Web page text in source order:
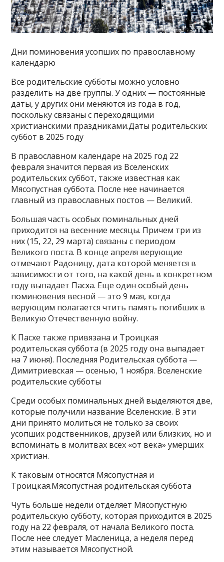
Дни поминовения усопших по православному
календарю
Все родительские субботы можно условно
разделить на две группы. У одних — постоянные
даты, у других они меняются из года в год,
поскольку связаны с переходящими
христианскими праздниками.Даты родительских
суббот в 2025 году
В православном календаре на 2025 год 22
февраля значится первая из Вселенских
родительских суббот, также известная как
Мясопустная суббота. После нее начинается
главный из православных постов — Великий.
Большая часть особых поминальных дней
приходится на весенние месяцы. Причем три из
них (15, 22, 29 марта) связаны с периодом
Великого поста. В конце апреля верующие
отмечают Радоницу, дата которой меняется в
зависимости от того, на какой день в конкретном
году выпадает Пасха. Еще один особый день
поминовения весной — это 9 мая, когда
верующим полагается чтить память погибших в
Великую Отечественную войну.
К Пасхе также привязана и Троицкая
родительская суббота (в 2025 году она выпадает
на 7 июня). Последняя Родительская суббота —
Димитриевская — осенью, 1 ноября. Вселенские
родительские субботы
Среди особых поминальных дней выделяются две,
которые получили название Вселенские. В эти
дни принято молиться не только за своих
усопших родственников, друзей или близких, но и
вспоминать в молитвах всех «от века» умерших
христиан.
К таковым относятся Мясопустная и
Троицкая.Мясопустная родительская суббота
Чуть больше недели отделяет Мясопустную
родительскую субботу, которая приходится в 2025
году на 22 февраля, от начала Великого поста.
После нее следует Масленица, а неделя перед
этим называется Мясопустной.